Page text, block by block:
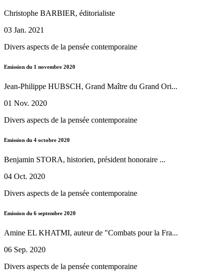
Christophe BARBIER, éditorialiste
03 Jan. 2021
Divers aspects de la pensée contemporaine
Emission du 1 novembre 2020
Jean-Philippe HUBSCH, Grand Maître du Grand Ori...
01 Nov. 2020
Divers aspects de la pensée contemporaine
Emission du 4 octobre 2020
Benjamin STORA, historien, président honoraire ...
04 Oct. 2020
Divers aspects de la pensée contemporaine
Emission du 6 septembre 2020
Amine EL KHATMI, auteur de "Combats pour la Fra...
06 Sep. 2020
Divers aspects de la pensée contemporaine